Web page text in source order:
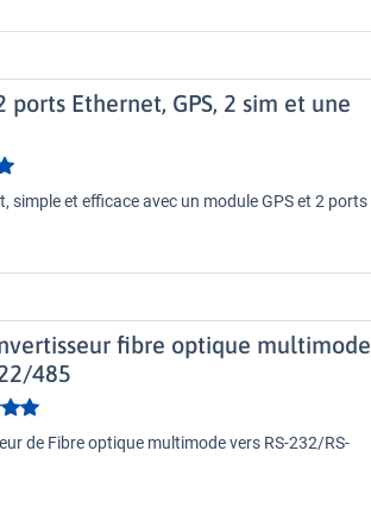
ports Ethernet, GPS, 2 sim et une
simple et efficace avec un module GPS et 2 ports
fibre optique multimode
485
de Fibre optique multimode vers RS-232/RS-